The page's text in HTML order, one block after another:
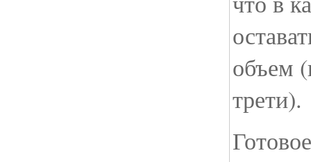
объем
трети).